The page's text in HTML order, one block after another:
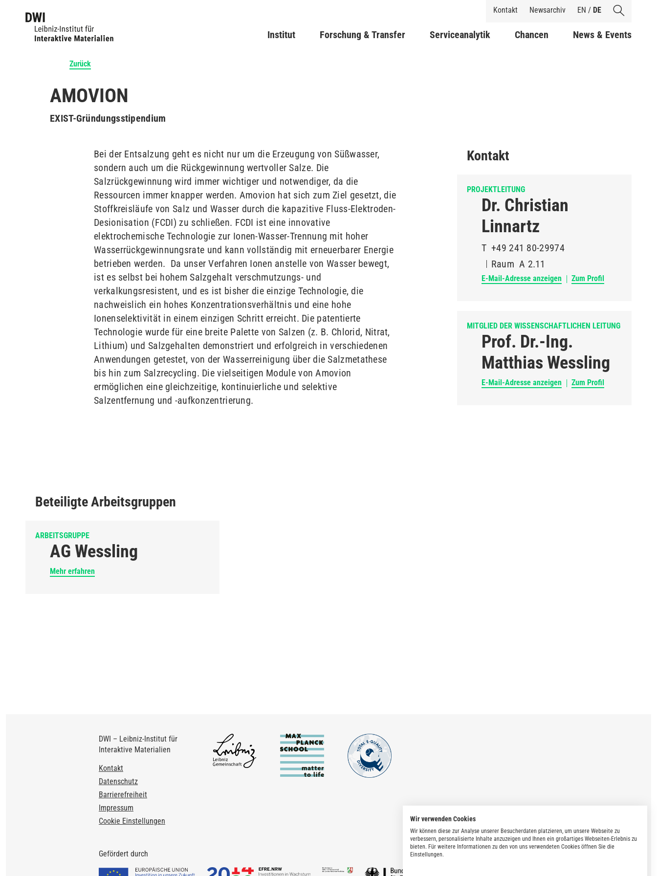
Inhalt
Shortcuts
Kontakt Newsarchiv EN / DE
Main navigation
Institut Forschung & Transfer Serviceanalytik Chancen News & Events
Zurück
AMOVION
EXIST-Gründungsstipendium
Bei der Entsalzung geht es nicht nur um die Erzeugung von Süßwasser,
sondern auch um die Rückgewinnung wertvoller Salze. Die
Salzrückgewinnung wird immer wichtiger und notwendiger, da die
Ressourcen immer knapper werden. Amovion hat sich zum Ziel gesetzt, die
Stoffkreisläufe von Salz und Wasser durch die kapazitive Fluss-Elektroden-
Desionisation (FCDI) zu schließen. FCDI ist eine innovative
elektrochemische Technologie zur Ionen-Wasser-Trennung mit hoher
Wasserrückgewinnungsrate und kann vollständig mit erneuerbarer Energie
betrieben werden. Da unser Verfahren Ionen anstelle von Wasser bewegt,
ist es selbst bei hohem Salzgehalt verschmutzungs- und
verkalkungsresistent, und es ist bisher die einzige Technologie, die
nachweislich ein hohes Konzentrationsverhältnis und eine hohe
Ionenselektivität in einem einzigen Schritt erreicht. Die patentierte
Technologie wurde für eine breite Palette von Salzen (z. B. Chlorid, Nitrat,
Lithium) und Salzgehalten demonstriert und erfolgreich in verschiedenen
Anwendungen getestet, von der Wasserreinigung über die Salzmetathese
bis hin zum Salzrecycling. Die vielseitigen Module von Amovion
ermöglichen eine gleichzeitige, kontinuierliche und selektive
Salzentfernung und -aufkonzentrierung.
Kontakt
PROJEKTLEITUNG
Dr. Christian
Linnartz
T +49 241 80-29974
Raum A 2.11
E-Mail-Adresse anzeigen Zum Profil
MITGLIED DER WISSENSCHAFTLICHEN LEITUNG
Prof. Dr.-Ing.
Matthias Wessling
E-Mail-Adresse anzeigen Zum Profil
Beteiligte Arbeitsgruppen
ARBEITSGRUPPE
AG Wessling
Mehr erfahren
DWI – Leibniz-Institut für
Interaktive Materialien
Footer
Kontakt
Datenschutz
Barrierefreiheit
Impressum
Cookie Einstellungen
Gefördert durch
Wir verwenden Cookies
Wir können diese zur Analyse unserer Besucherdaten platzieren, um unsere Webseite zu
verbessern, personalisierte Inhalte anzuzeigen und Ihnen ein großartiges Webseiten-Erlebnis zu
bieten. Für weitere Informationen zu den von uns verwendeten Cookies öffnen Sie die
Einstellungen.